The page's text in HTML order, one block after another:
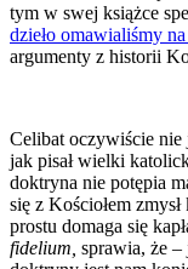
tym w swej książce
dzieło omawialiśmy
argumenty z historii
Celibat oczywiście nie
jak pisał wielki
doktryna nie potępia
się z Kościołem
prostu domaga się
fidelium, sprawia, że